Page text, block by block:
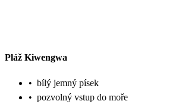
Pláž Kiwengwa
• bílý jemný písek
• pozvolný vstup do moře